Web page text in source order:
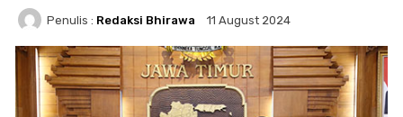
Penulis : Redaksi Bhirawa 11 August 2024